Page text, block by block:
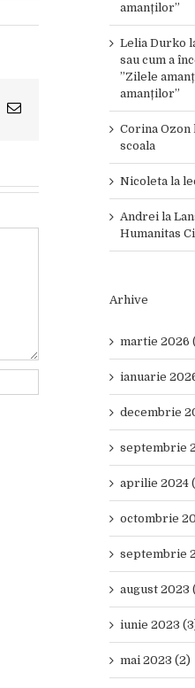
Email
amanților”
Lelia Durko
sau cum a
”Zilele
amanților”
Corina Ozon
scoala
Nicoleta la
Andrei la
Humanitas
Arhive
martie 2026
ianuarie
decembrie
septembrie
aprilie 2024
octombrie
septembrie
august 2023
iunie 2023
mai 2023 (2)